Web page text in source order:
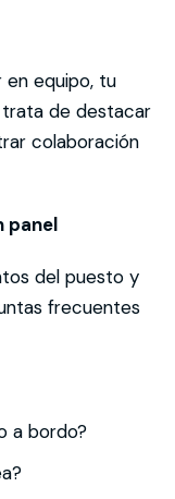
en equipo, tu
de destacar
colaboración
panel
del puesto y
frecuentes
a bordo?